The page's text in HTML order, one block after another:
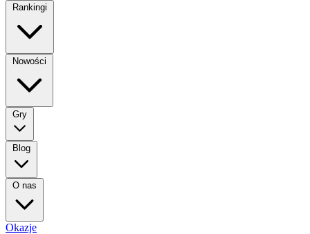
Rankingi
Nowości
Gry
Blog
O nas
Okazje